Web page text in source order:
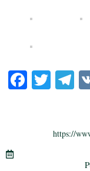
Fa T
r a
m
https://